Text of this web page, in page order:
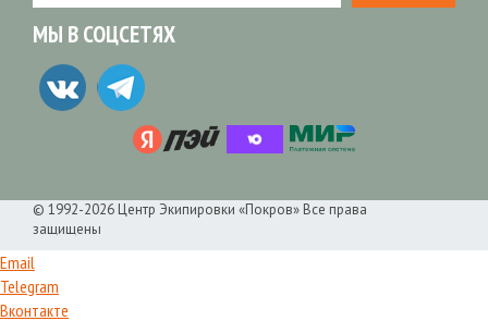
МЫ В СОЦСЕТЯХ
© 1992-2026 Центр Экипировки «Покров» Все права
защищены
Email
Telegram
Вконтакте